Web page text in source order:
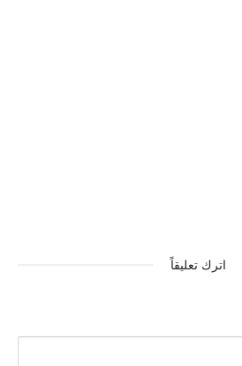
اترك تعليقاً